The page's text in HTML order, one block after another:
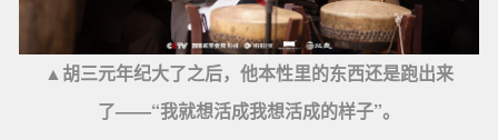
▲胡三元年纪大了之后，他本性里的东西还是跑出来
了——“我就想活成我想活成的样子”。